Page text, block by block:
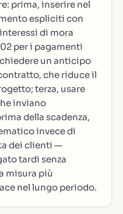
prima, inserire nel
espliciti con
di mora
per i pagamenti
un anticipo
che riduce il
terza, usare
inviano
della scadenza,
invece di
dei clienti —
tardi senza
misura più
nel lungo periodo.